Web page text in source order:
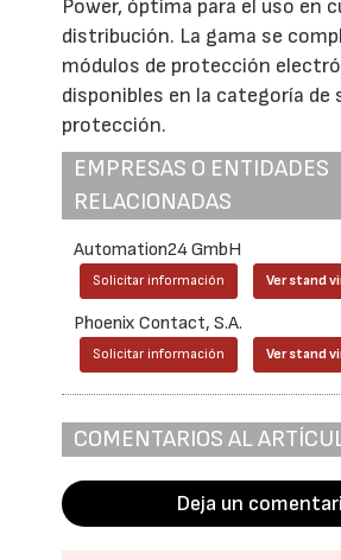
Power, óptima para el uso en
distribución. La gama se
módulos de protección
disponibles en la categoría de
protección.
EMPRESAS O ENTIDADES
RELACIONADAS
Automation24 GmbH
Solicitar información Ver stand
Phoenix Contact, S.A.
Solicitar información Ver stand
COMENTARIOS AL
Deja un